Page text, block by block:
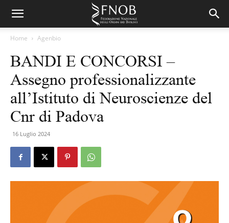
Home Agenbio
BANDI E CONCORSI –
Assegno professionalizzante
all’Istituto di Neuroscienze del
Cnr di Padova
16 Luglio 2024